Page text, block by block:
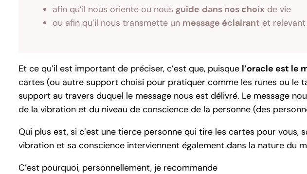
afin qu’il nous oriente ou nous guide dans nos choix de vie
ou afin qu’il nous transmette un message éclairant et
Et ce qu’il est important de préciser, c’est que, puisque l’oracle est le
cartes (ou autre support choisi pour pratiquer comme les runes ou le
support au travers duquel le message nous est délivré. Le message
de la vibration et du niveau de conscience de la personne (des
Qui plus est, si c’est une tierce personne qui tire les cartes pour
vibration et sa conscience interviennent également dans la nature du
C’est pourquoi, personnellement, je recommande